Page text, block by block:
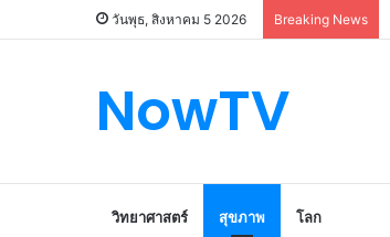
วันพุธ, สิงหาคม 5 2026 Breaking News
NowTV
วิทยาศาสตร์ สุขภาพ โลก